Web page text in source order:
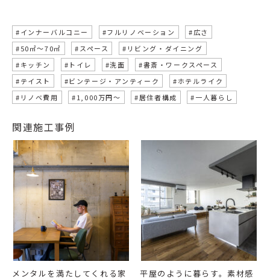
#インナーバルコニー #フルリノベーション
#広さ
#50㎡〜70㎡
#スペース
#リビング・ダイニング
#キッチン
#トイレ #洗面
#書斎・ワークスペース
#テイスト
#ビンテージ・アンティーク
#ホテルライク
#リノベ費用
#1,000万円〜 #居住者構成 #一人暮らし
関連施工事例
メンタルを満たしてくれる家 平屋のように暮らす。素材感